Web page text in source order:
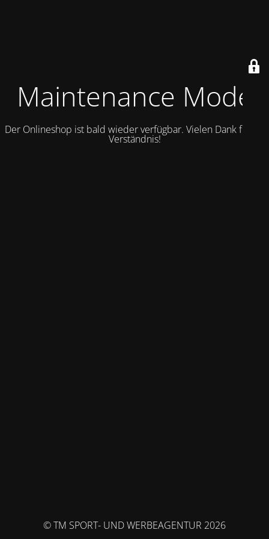
Maintenance Mode
Der Onlineshop ist bald wieder verfügbar. Vielen Dank für Ihr
Verständnis!
© TM SPORT- UND WERBEAGENTUR 2026